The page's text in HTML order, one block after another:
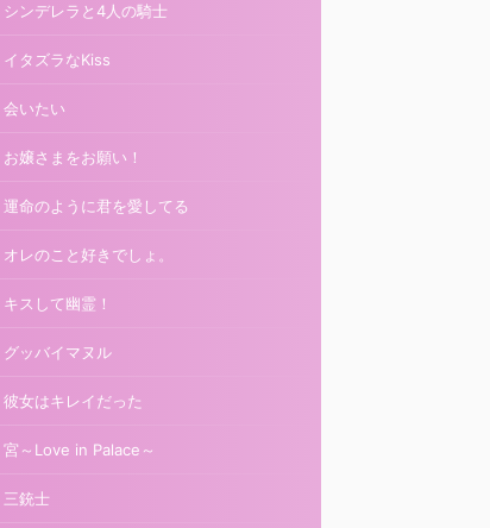
シンデレラと4人の騎士
イタズラなKiss
会いたい
お嬢さまをお願い！
運命のように君を愛してる
オレのこと好きでしょ。
キスして幽霊！
グッバイマヌル
彼女はキレイだった
宮～Love in Palace～
三銃士